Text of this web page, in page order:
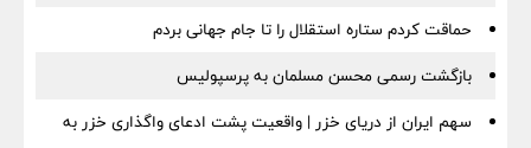
حماقت کردم ستاره استقلال را تا جام جهانی بردم
بازگشت رسمی محسن مسلمان به پرسپولیس
سهم ایران از دریای خزر | واقعیت پشت ادعای واگذاری خزر به